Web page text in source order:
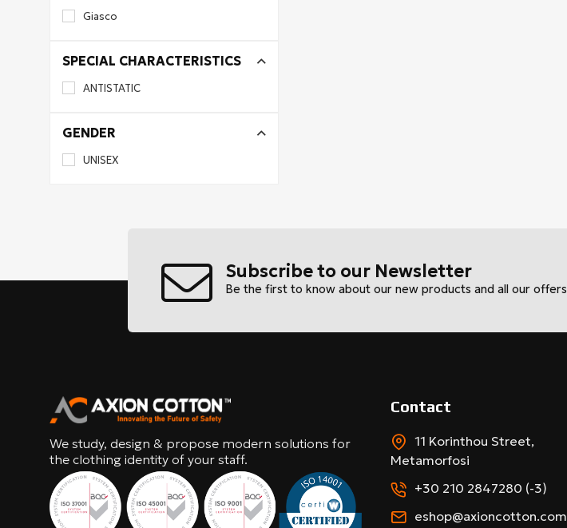
Giasco
SPECIAL CHARACTERISTICS
ANTISTATIC
GENDER
UNISEX
Subscribe to our Newsletter
Be the first to know about our new products and all our offers
We study, design & propose modern solutions for
the clothing identity of your staff.
Contact
11 Korinthou Street,
Metamorfosi
+30 210 2847280 (-3)
eshop@axioncotton.com